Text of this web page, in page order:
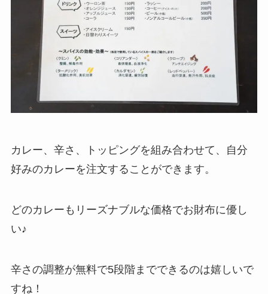
カレー、辛さ、トッピングを組み合わせて、自分
好みのカレーを注文することができます。
どのカレーもリーズナブルな価格でお財布に優し
い♪
辛さの調整が無料で5段階までできるのは嬉しいで
すね！